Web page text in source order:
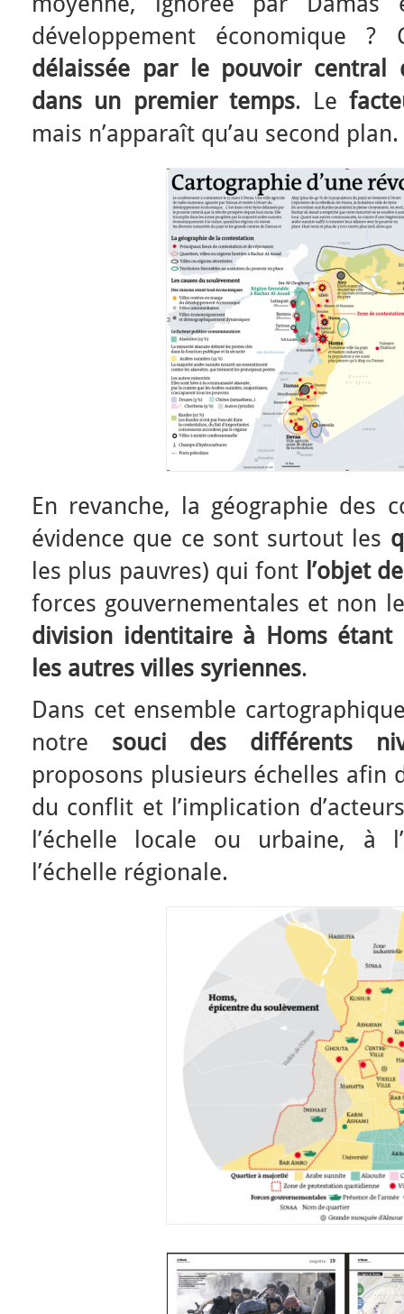
développement économique
délaissée par le pouvoir central
dans un premier temps. Le
mais n’apparaît qu’au second plan.
En revanche, la géographie des
évidence que ce sont surtout les
les plus pauvres) qui font l’objet
forces gouvernementales et non
division identitaire à Homs étant
les autres villes syriennes.
Dans cet ensemble
notre souci des différents
proposons plusieurs échelles afin
du conflit et l’implication
l’échelle locale ou urbaine, à
l’échelle régionale.